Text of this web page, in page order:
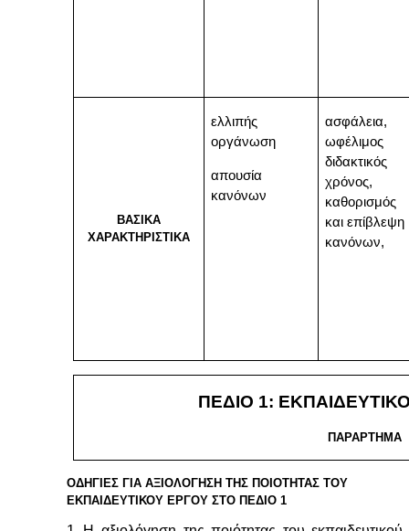
ΒΑΣΙΚΑ
ΧΑΡΑΚΤΗΡΙΣΤΙΚΑ
ελλιπής
οργάνωση
απουσία
κανόνων
ασφάλεια,
ωφέλιμος
διδακτικός
χρόνος,
καθορισμός
και επίβλεψη
κανόνων,
ΠΕΔΙΟ 1:
ΠΑΡΑΡΤΗΜΑ
ΟΔΗΓΙΕΣ ΓΙΑ ΑΞΙΟΛΟΓΗΣΗ ΤΗΣ ΠΟΙΟΤΗΤΑΣ ΤΟΥ
ΕΚΠΑΙΔΕΥΤΙΚΟΥ ΕΡΓΟΥ ΣΤΟ ΠΕΔΙΟ 1